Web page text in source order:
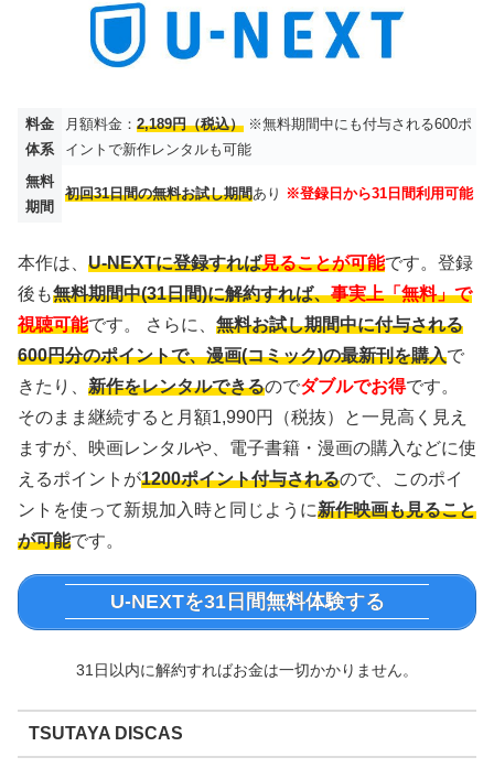
料金
体系
月額料金： 2,189円（税込） ※無料期間中にも付与される600ポ
イントで新作レンタルも可能
無料
期間
初回31日間の無料お試し期間あり ※登録日から31日間利用可能
本作は、 U-NEXTに登録すれば見ることが可能です。登録
後も無料期間中(31日間)に解約すれば、事実上「無料」で
視聴可能です。 さらに、 無料お試し期間中に付与される
600円分のポイントで、漫画(コミック)の最新刊を購入で
きたり、 新作をレンタルできるのでダブルでお得です。
そのまま継続すると月額1,990円（税抜）と一見高く見え
ますが、映画レンタルや、電子書籍・漫画の購入などに使
えるポイントが1200ポイント付与されるので、このポイ
ントを使って新規加入時と同じように新作映画も見ること
が可能です。
U-NEXTを31日間無料体験する
31日以内に解約すればお金は一切かかりません。
TSUTAYA DISCAS